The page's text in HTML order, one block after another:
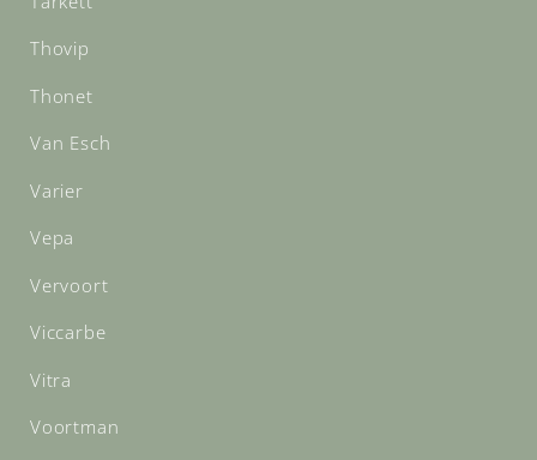
Thovip
Thonet
Van Esch
Varier
Vepa
Vervoort
Viccarbe
Vitra
Voortman